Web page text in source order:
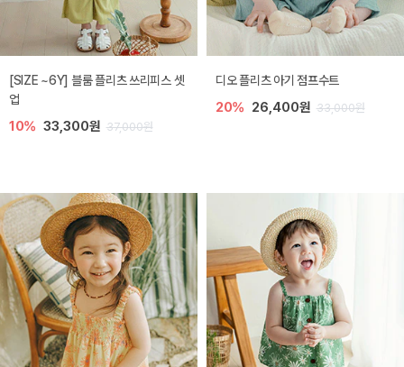
[SIZE ~6Y] 블룸 플리츠 쓰리피스 셋
업
10% 33,300원 37,000원
디오 플리츠 아기 점프수트
20% 26,400원 33,000원